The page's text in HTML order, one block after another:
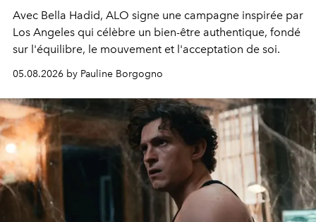
Avec Bella Hadid, ALO signe une campagne inspirée par
Los Angeles qui célèbre un bien-être authentique, fondé
sur l'équilibre, le mouvement et l'acceptation de soi.
05.08.2026 by Pauline Borgogno